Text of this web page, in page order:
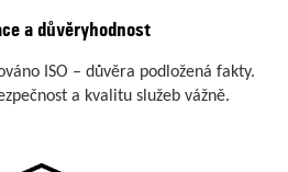
a důvěryhodnost
ISO – důvěra podložená fakty.
a kvalitu služeb vážně.